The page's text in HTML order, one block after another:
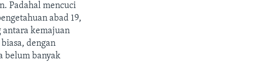
Padahal mencuci
abad 19,
antara kemajuan
dengan
belum banyak